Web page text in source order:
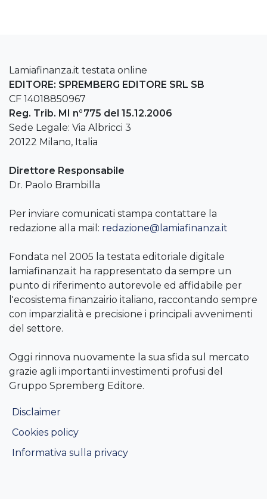
Lamiafinanza.it testata online
EDITORE: SPREMBERG EDITORE SRL SB
CF 14018850967
Reg. Trib. MI n°775 del 15.12.2006
Sede Legale: Via Albricci 3
20122 Milano, Italia
Direttore Responsabile
Dr. Paolo Brambilla
Per inviare comunicati stampa contattare la
redazione alla mail: redazione@lamiafinanza.it
Fondata nel 2005 la testata editoriale digitale
lamiafinanza.it ha rappresentato da sempre un
punto di riferimento autorevole ed affidabile per
l'ecosistema finanzairio italiano, raccontando sempre
con imparzialità e precisione i principali avvenimenti
del settore.
Oggi rinnova nuovamente la sua sfida sul mercato
grazie agli importanti investimenti profusi del
Gruppo Spremberg Editore.
Disclaimer
Cookies policy
Informativa sulla privacy